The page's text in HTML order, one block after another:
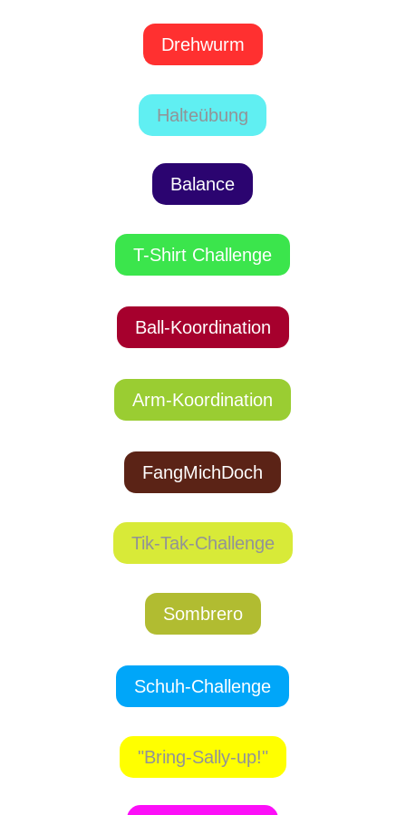
Drehwurm
Halteübung
Balance
T-Shirt Challenge
Ball-Koordination
Arm-Koordination
FangMichDoch
Tik-Tak-Challenge
Sombrero
Schuh-Challenge
"Bring-Sally-up!"